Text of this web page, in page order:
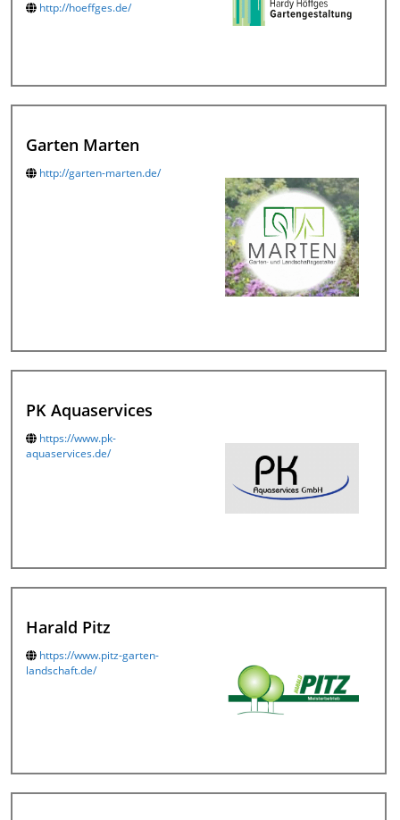
http://hoeffges.de/
Garten Marten
http://garten-marten.de/
PK Aquaservices
https://www.pk-
aquaservices.de/
Harald Pitz
https://www.pitz-garten-
landschaft.de/